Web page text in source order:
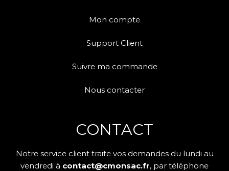
Mon compte
Support Client
Suivre ma commande
Nous contacter
CONTACT
Notre service client traite vos demandes du lundi au
vendredi à contact@cmonsac.fr, par téléphone